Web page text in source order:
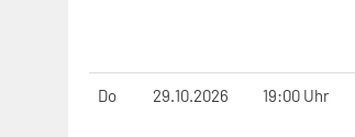
Do 29.10.2026 19:00 Uhr